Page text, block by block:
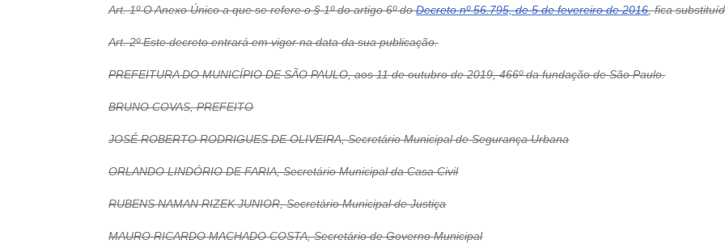
Art. 1º O Anexo Único a que se refere o § 1º do artigo 6º doDecreto nº 56.795, de 5 de fevereiro de 2016, fica
Art. 2º Este decreto entrará em vigor na data da sua publicação.
PREFEITURA DO MUNICÍPIO DE SÃO PAULO, aos 11 de outubro de 2019, 466º da fundação de São Paulo.
BRUNO COVAS, PREFEITO
JOSÉ ROBERTO RODRIGUES DE OLIVEIRA, Secretário Municipal de Segurança Urbana
ORLANDO LINDÓRIO DE FARIA, Secretário Municipal da Casa Civil
RUBENS NAMAN RIZEK JUNIOR, Secretário Municipal de Justiça
MAURO RICARDO MACHADO COSTA, Secretário de Governo Municipal